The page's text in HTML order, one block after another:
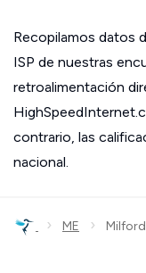
Recopilamos datos
ISP de nuestras
retroalimentación
contrario, las
nacional.
› ME › Milford